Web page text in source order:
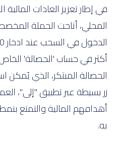
في إطار تعزيز العادات
المحلي، أتاحت الحملة
أكثر في حساب 'الحصالة'
الحصالة المبتكر، الذي
زر بسيطة عبر تطبيق "إلى"،
أهدافهم المالية والتمتع
به.